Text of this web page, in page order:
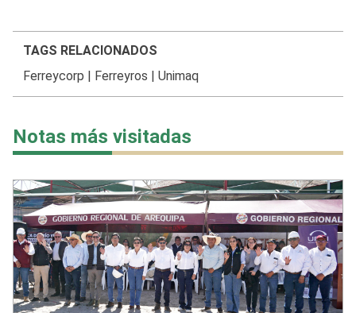
TAGS RELACIONADOS
Ferreycorp
Ferreyros Unimaq
Notas más visitadas